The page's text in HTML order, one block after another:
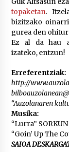
topaketan.
bizitzako
gurea den
Ez al da hau
izateko, entzun!
Erreferentziak:
http://
“Auzolanaren
Musika:
“Lurra” SORKUN
“Goin’ Up The
SAIOA